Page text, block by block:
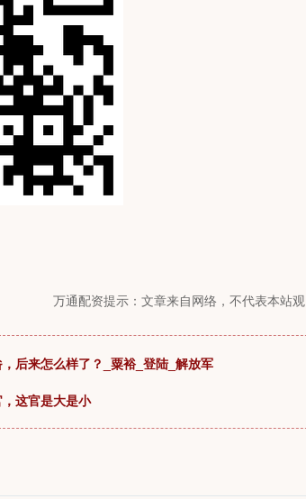
万通配资提示：文章来自网络，不代表本站观
后来怎么样了？_粟裕_登陆_解放军
这官是大是小